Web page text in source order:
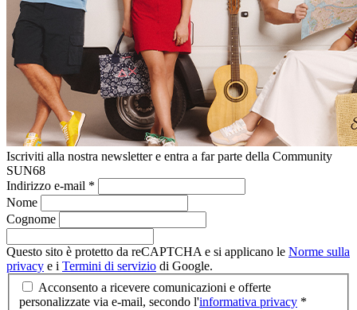
Iscriviti alla nostra newsletter e entra a far parte della Community
SUN68
Indirizzo e-mail *
Nome
Cognome
Questo sito è protetto da reCAPTCHA e si applicano le Norme sulla
privacy e i Termini di servizio di Google.
Acconsento a ricevere comunicazioni e offerte
personalizzate via e-mail, secondo l'informativa privacy *